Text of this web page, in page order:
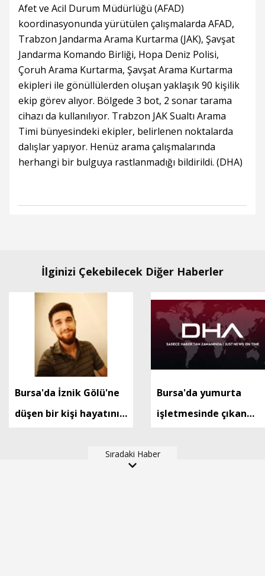
Afet ve Acil Durum Müdürlüğü (AFAD)
koordinasyonunda yürütülen çalışmalarda AFAD,
Trabzon Jandarma Arama Kurtarma (JAK), Şavşat
Jandarma Komando Birliği, Hopa Deniz Polisi,
Çoruh Arama Kurtarma, Şavşat Arama Kurtarma
ekipleri ile gönüllülerden oluşan yaklaşık 90 kişilik
ekip görev alıyor. Bölgede 3 bot, 2 sonar tarama
cihazı da kullanılıyor. Trabzon JAK Sualtı Arama
Timi bünyesindeki ekipler, belirlenen noktalarda
dalışlar yapıyor. Henüz arama çalışmalarında
herhangi bir bulguya rastlanmadığı bildirildi. (DHA)
İlginizi Çekebilecek Diğer Haberler
Bursa'da İznik Gölü'ne
düşen bir kişi hayatını
Bursa'da yumurta
işletmesinde çıkan
Sıradaki Haber